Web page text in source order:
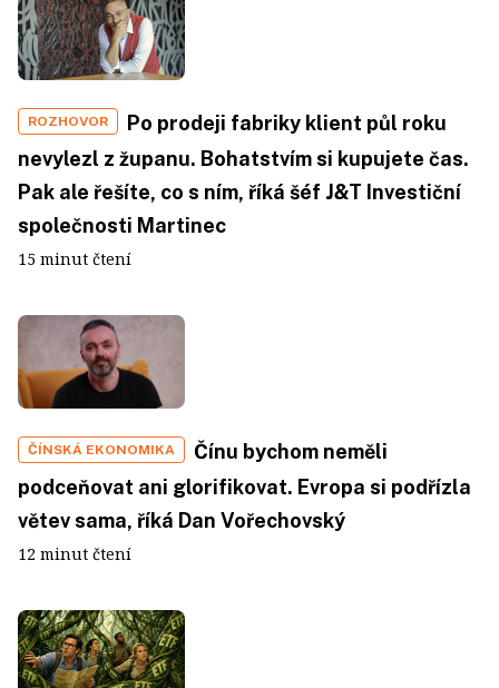
ROZHOVOR
Po prodeji fabriky klient půl roku
nevylezl z županu. Bohatstvím si kupujete čas.
Pak ale řešíte, co s ním, říká šéf J&T Investiční
společnosti Martinec
15 minut čtení
ČÍNSKÁ EKONOMIKA
Čínu bychom neměli
podceňovat ani glorifikovat. Evropa si podřízla
větev sama, říká Dan Vořechovský
12 minut čtení